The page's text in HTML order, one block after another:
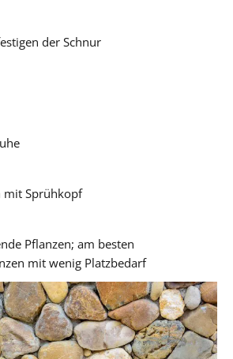
der Schnur
mit Sprühkopf
Pflanzen; am besten
mit wenig Platzbedarf